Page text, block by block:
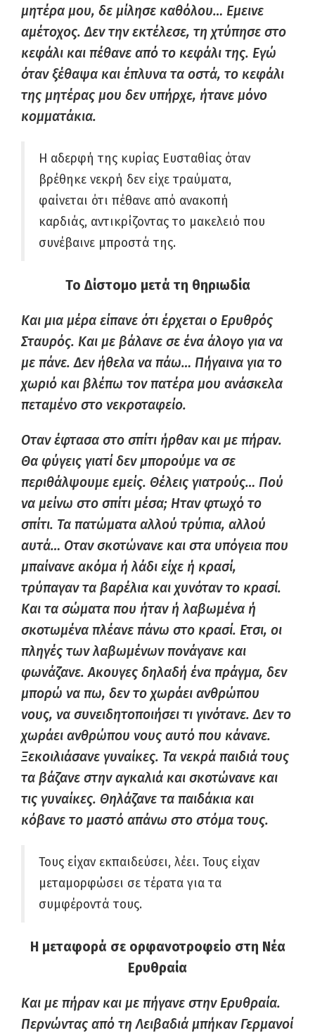
μητέρα μου, δε μίλησε καθόλου… Εμεινε
αμέτοχος. Δεν την εκτέλεσε, τη χτύπησε στο
κεφάλι και πέθανε από το κεφάλι της. Εγώ
όταν ξέθαψα και έπλυνα τα οστά, το κεφάλι
της μητέρας μου δεν υπήρχε, ήτανε μόνο
κομματάκια.
Η αδερφή της κυρίας Ευσταθίας όταν
βρέθηκε νεκρή δεν είχε τραύματα,
φαίνεται ότι πέθανε από ανακοπή
καρδιάς, αντικρίζοντας το μακελειό που
συνέβαινε μπροστά της.
Το Δίστομο μετά τη θηριωδία
Και μια μέρα είπανε ότι έρχεται ο Ερυθρός
Σταυρός. Και με βάλανε σε ένα άλογο για να
με πάνε. Δεν ήθελα να πάω… Πήγαινα για το
χωριό και βλέπω τον πατέρα μου ανάσκελα
πεταμένο στο νεκροταφείο.
Οταν έφτασα στο σπίτι ήρθαν και με πήραν.
Θα φύγεις γιατί δεν μπορούμε να σε
περιθάλψουμε εμείς. Θέλεις γιατρούς… Πού
να μείνω στο σπίτι μέσα; Ηταν φτωχό το
σπίτι. Τα πατώματα αλλού τρύπια, αλλού
αυτά… Οταν σκοτώνανε και στα υπόγεια που
μπαίνανε ακόμα ή λάδι είχε ή κρασί,
τρύπαγαν τα βαρέλια και χυνόταν το κρασί.
Και τα σώματα που ήταν ή λαβωμένα ή
σκοτωμένα πλέανε πάνω στο κρασί. Ετσι, οι
πληγές των λαβωμένων πονάγανε και
φωνάζανε. Ακουγες δηλαδή ένα πράγμα, δεν
μπορώ να πω, δεν το χωράει ανθρώπου
νους, να συνειδητοποιήσει τι γινότανε. Δεν το
χωράει ανθρώπου νους αυτό που κάνανε.
Ξεκοιλιάσανε γυναίκες. Τα νεκρά παιδιά τους
τα βάζανε στην αγκαλιά και σκοτώνανε και
τις γυναίκες. Θηλάζανε τα παιδάκια και
κόβανε το μαστό απάνω στο στόμα τους.
Τους είχαν εκπαιδεύσει, λέει. Τους είχαν
μεταμορφώσει σε τέρατα για τα
συμφέροντά τους.
Η μεταφορά σε ορφανοτροφείο στη Νέα
Ερυθραία
Και με πήραν και με πήγανε στην Ερυθραία.
Περνώντας από τη Λειβαδιά μπήκαν Γερμανοί